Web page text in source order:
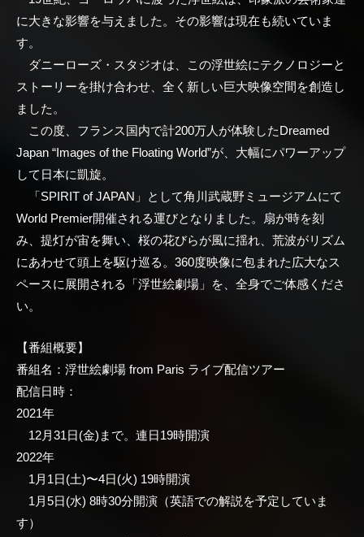
に大きな影響を与えました。その影響は現在も続いていま
す。
ダニーローズ・スタジオは、この浮世絵にテクノロジーと
ストーリーを掛け合わせ、全く新しい巨大映像空間を創造し
ました。
この度、フランス国内で計200万人が体験したDreamed
Japan “Images of the Floating World”が、大幅にパワーアップ
して日本に凱旋。
「SPIRIT of JAPAN」として角川武蔵野ミュージアムにて
World Premier開催される運びとなりました。扇が時を刻
み、提灯が宙を舞い、桜の花びらが風に揺れ、荒波がリズム
にあわせて頭上を駆け巡る。360度映像に包まれた広大なス
ペースに展開される「浮世絵劇場」を、全身でご体感くださ
い。
【番組概要】
番組名：浮世絵劇場 from Paris ライブ配信ツアー
配信日時：
2021年
12月31日(金)まで。連日19時開演
2022年
1月1日(土)〜4日(火) 19時開演
1月5日(水) 8時30分開演（英語での解説を予定していま
す）